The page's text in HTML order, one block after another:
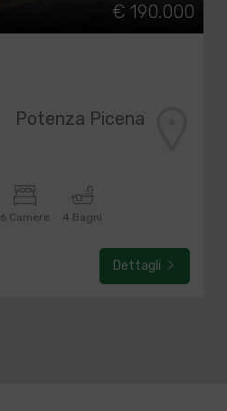
€ 190.000
Potenza Picena
6 Camere 4 Bagni
Dettagli